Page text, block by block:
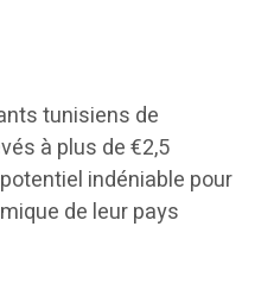
tunisiens de
à plus de €2,5
indéniable pour
de leur pays